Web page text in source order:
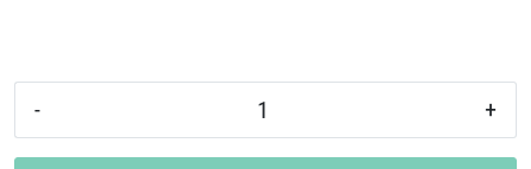
- +
Et annerledes selskap